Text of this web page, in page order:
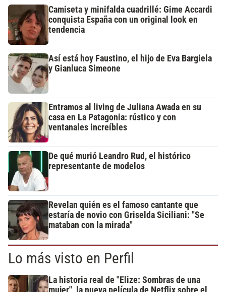
Camiseta y minifalda cuadrillé: Gime Accardi
conquista España con un original look en
tendencia
Así está hoy Faustino, el hijo de Eva Bargiela
y Gianluca Simeone
Entramos al living de Juliana Awada en su
casa en La Patagonia: rústico y con
ventanales increíbles
De qué murió Leandro Rud, el histórico
representante de modelos
Revelan quién es el famoso cantante que
estaría de novio con Griselda Siciliani: "Se
mataban con la mirada"
Lo más visto en Perfil
La historia real de "Elize: Sombras de una